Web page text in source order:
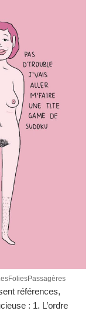
références,
: 1. L’ordre